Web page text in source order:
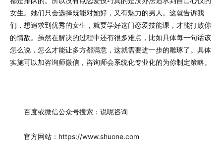
女生。她们只会选择既能对她好，又有魅力的男人。这就告诉我
们，想追求到优秀的女生，就要学好这门恋爱技能课，才能打败你
的情敌。虽然在解决的过程中还有很多难点，比如具体每一句话该
怎么说，怎么才能让多方都满意，这就需要进一步的雕琢了。具体
实施可以加咨询师微信，咨询师会系统化专业化的为你制定策略。
百度或微信公众号搜索：说呢咨询
官方网站：https://www.shuone.com